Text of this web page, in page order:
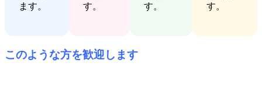
ます。
す。
す。
す。
このような方を歓迎します